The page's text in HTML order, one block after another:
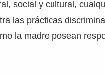
social y cultural,
las prácticas
la madre posean